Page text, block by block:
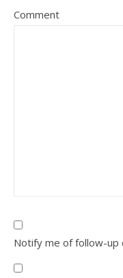
Comment
Notify me of follow-up